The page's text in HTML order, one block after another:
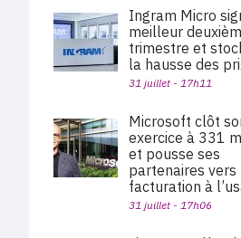
Ingram Micro
meilleur
trimestre et
la hausse des
31 juillet - 17h11
Microsoft clôt
exercice à 331
et pousse ses
partenaires vers
facturation à
31 juillet - 17h06